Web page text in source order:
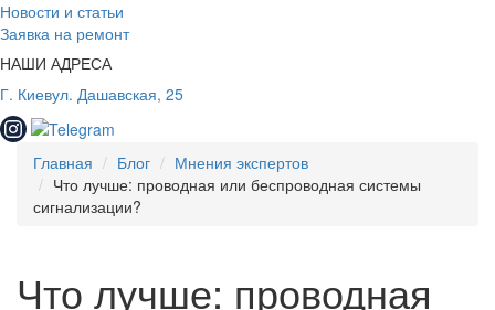
Новости и статьи
Заявка на ремонт
НАШИ АДРЕСА
Г. Киевул. Дашавская, 25
Главная Блог
Мнения экспертов
Что лучше: проводная или беспроводная системы
сигнализации?
Что лучше: проводная